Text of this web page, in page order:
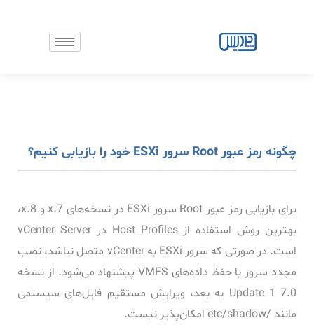
چگونه رمز عبور Root سرور ESXi خود را بازیابی کنیم؟
برای بازیابی رمز عبور Root سرور ESXi در نسخه‌های 7.x و 8.x،
بهترین روش استفاده از Host Profiles در vCenter Server
است. در صورتی که سرور ESXi به vCenter متصل نباشد، نصب
مجدد سرور با حفظ داده‌های VMFS پیشنهاد می‌شود. از نسخه
7.0 Update 1 به بعد، ویرایش مستقیم فایل‌های سیستمی
مانند /etc/shadow امکان‌پذیر نیست.